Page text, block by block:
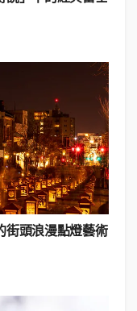
，亦可以享受這
湯/おもかげ湯〕
街頭浪漫點燈藝術